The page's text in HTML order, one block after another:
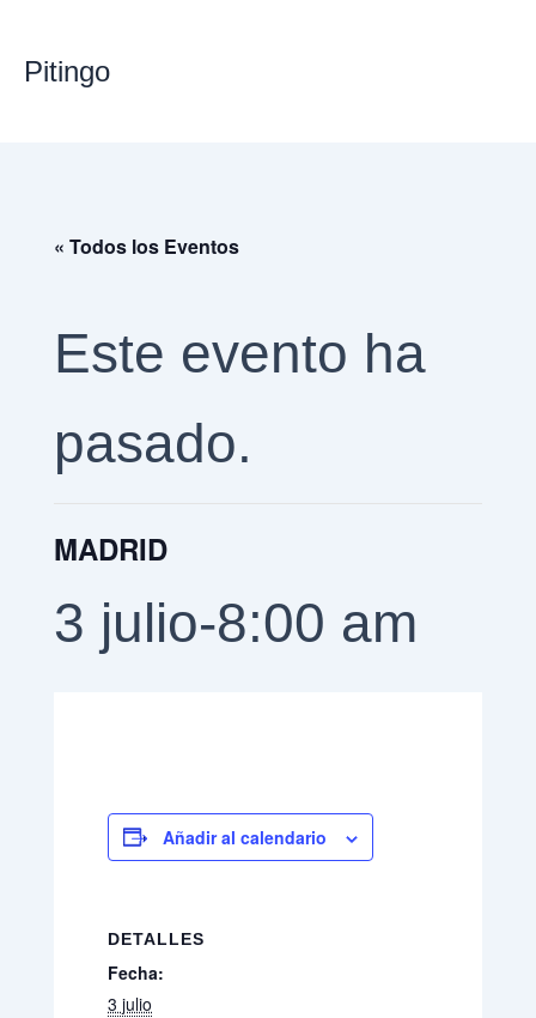
contenido
Pitingo
« Todos los Eventos
Este evento ha
pasado.
MADRID
3 julio-8:00 am
Añadir al calendario
DETALLES
Fecha:
3 julio